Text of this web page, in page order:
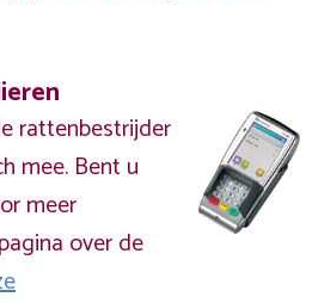
rattenbestrijder
mee. Bent u
meer
over de